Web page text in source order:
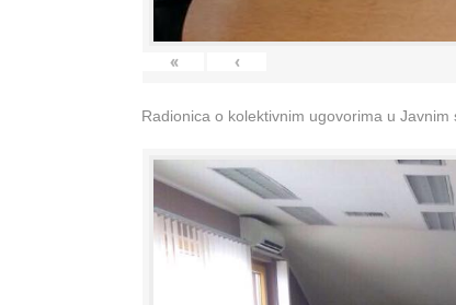
« ‹
Radionica o kolektivnim ugovorima u